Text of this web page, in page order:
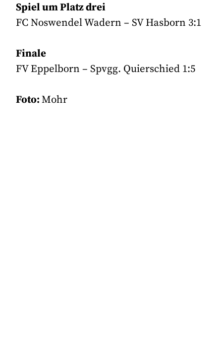
Spiel um Platz drei
FC Noswendel Wadern – SV Hasborn 3:1
Finale
FV Eppelborn – Spvgg. Quierschied 1:5
Foto:Mohr